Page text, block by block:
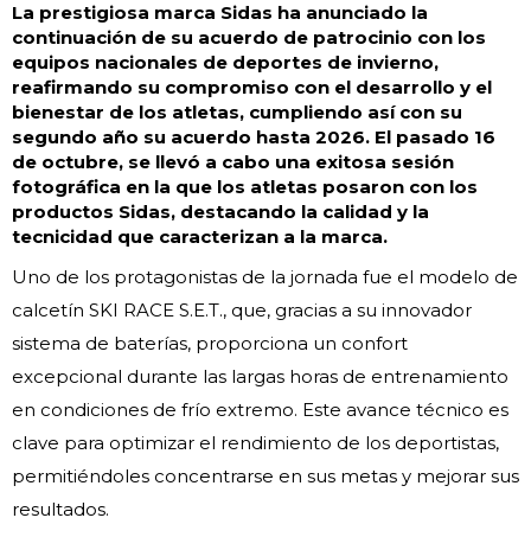
La prestigiosa marca Sidas ha anunciado la
continuación de su acuerdo de patrocinio con los
equipos nacionales de deportes de invierno,
reafirmando su compromiso con el desarrollo y el
bienestar de los atletas, cumpliendo así con su
segundo año su acuerdo hasta 2026. El pasado 16
de octubre, se llevó a cabo una exitosa sesión
fotográfica en la que los atletas posaron con los
productos Sidas, destacando la calidad y la
tecnicidad que caracterizan a la marca.
Uno de los protagonistas de la jornada fue el modelo de
calcetín SKI RACE S.E.T., que, gracias a su innovador
sistema de baterías, proporciona un confort
excepcional durante las largas horas de entrenamiento
en condiciones de frío extremo. Este avance técnico es
clave para optimizar el rendimiento de los deportistas,
permitiéndoles concentrarse en sus metas y mejorar sus
resultados.